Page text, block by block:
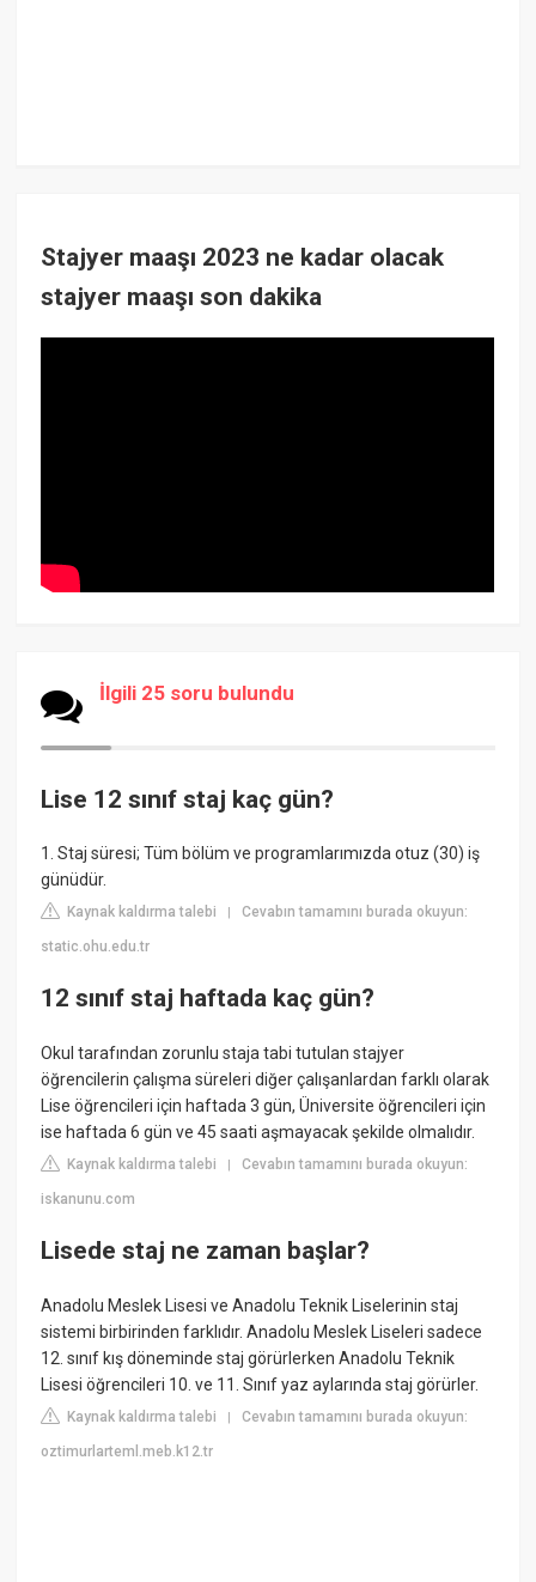
Stajyer maaşı 2023 ne kadar olacak
stajyer maaşı son dakika
İlgili 25 soru bulundu
Lise 12 sınıf staj kaç gün?
1. Staj süresi; Tüm bölüm ve programlarımızda otuz (30) iş
günüdür.
Kaynak kaldırma talebi |Cevabın tamamını burada okuyun:
static.ohu.edu.tr
12 sınıf staj haftada kaç gün?
Okul tarafından zorunlu staja tabi tutulan stajyer
öğrencilerin çalışma süreleri diğer çalışanlardan farklı olarak
Lise öğrencileri için haftada 3 gün, Üniversite öğrencileri için
ise haftada 6 gün ve 45 saati aşmayacak şekilde olmalıdır.
Kaynak kaldırma talebi |Cevabın tamamını burada okuyun:
iskanunu.com
Lisede staj ne zaman başlar?
Anadolu Meslek Lisesi ve Anadolu Teknik Liselerinin staj
sistemi birbirinden farklıdır. Anadolu Meslek Liseleri sadece
12. sınıf kış döneminde staj görürlerken Anadolu Teknik
Lisesi öğrencileri 10. ve 11. Sınıf yaz aylarında staj görürler.
Kaynak kaldırma talebi |Cevabın tamamını burada okuyun:
oztimurlarteml.meb.k12.tr